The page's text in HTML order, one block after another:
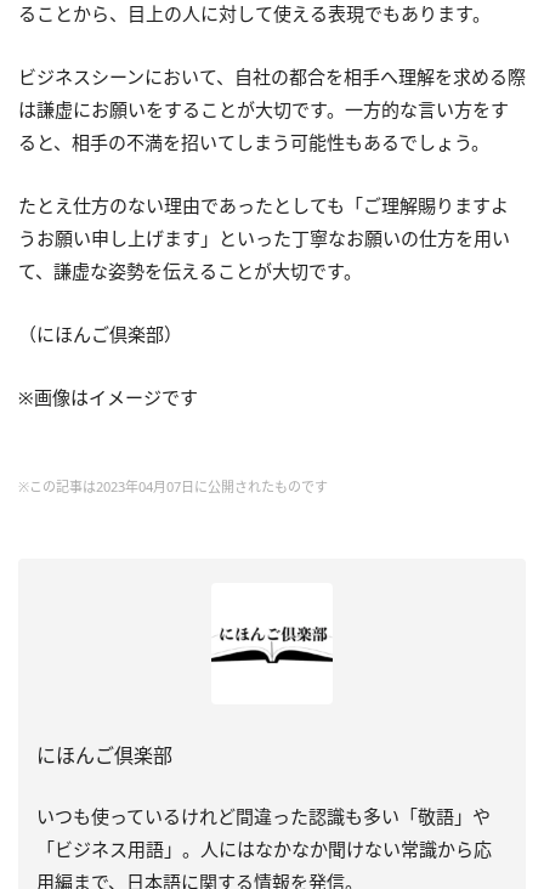
ることから、目上の人に対して使える表現でもあります。
ビジネスシーンにおいて、自社の都合を相手へ理解を求める際
は謙虚にお願いをすることが大切です。一方的な言い方をす
ると、相手の不満を招いてしまう可能性もあるでしょう。
たとえ仕方のない理由であったとしても「ご理解賜りますよ
うお願い申し上げます」といった丁寧なお願いの仕方を用い
て、謙虚な姿勢を伝えることが大切です。
（にほんご倶楽部）
※画像はイメージです
※この記事は2023年04月07日に公開されたものです
にほんご倶楽部
いつも使っているけれど間違った認識も多い「敬語」や
「ビジネス用語」。人にはなかなか聞けない常識から応
用編まで、日本語に関する情報を発信。